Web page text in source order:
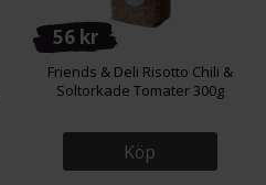
56 kr
Friends & Deli Risotto Chili &
Soltorkade Tomater 300g
Köp